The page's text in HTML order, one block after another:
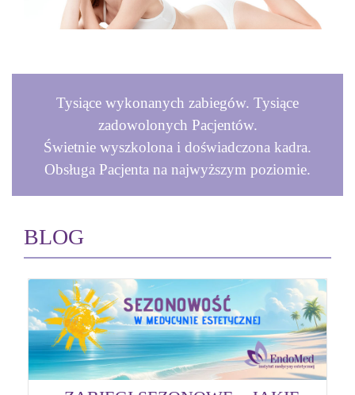
Tysiące wykonanych zabiegów. Tysiące
zadowolonych Pacjentów.
Świetnie wyszkolona i doświadczona kadra.
Obsługa Pacjenta na najwyższym poziomie.
BLOG